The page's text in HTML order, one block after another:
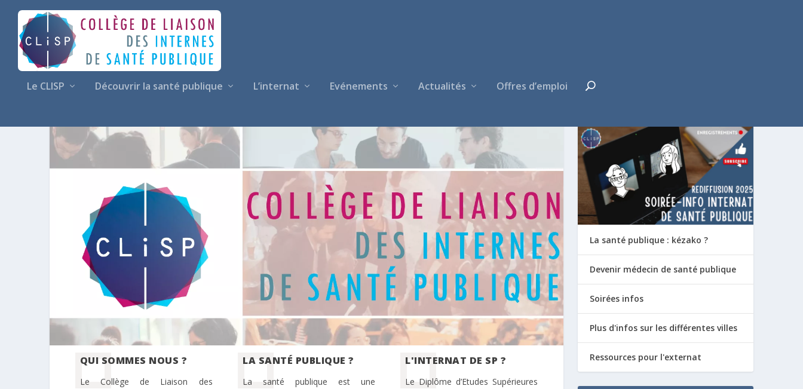
Le CLISP Découvrir la santé publique L’internat Evénements Actualités Offres d’emploi
QUI SOMMES NOUS ?
Le Collège de Liaison des
LA SANTÉ PUBLIQUE ?
La santé publique est une
L'INTERNAT DE SP ?
Le Diplôme d’Etudes Supérieures
La santé publique : kézako ?
Devenir médecin de santé publique
Soirées infos
Plus d'infos sur les différentes villes
Ressources pour l'externat